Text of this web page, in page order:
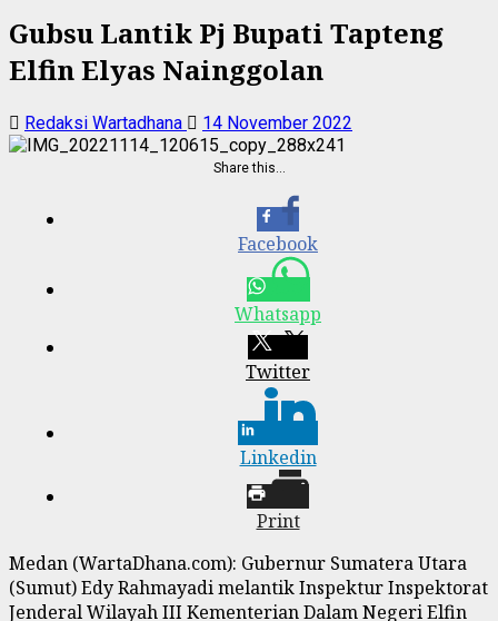
Gubsu Lantik Pj Bupati Tapteng
Elfin Elyas Nainggolan
Redaksi Wartadhana 14 November 2022
Share this…
Facebook
Whatsapp
Twitter
Linkedin
Print
Medan (WartaDhana.com): Gubernur Sumatera Utara
(Sumut) Edy Rahmayadi melantik Inspektur Inspektorat
Jenderal Wilayah III Kementerian Dalam Negeri Elfin